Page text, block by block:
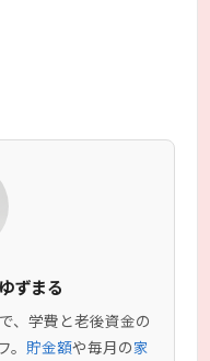
ずまる
、学費と老後資金の
貯金額や毎月の家